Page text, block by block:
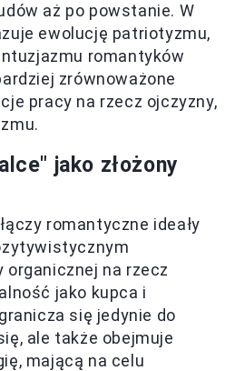
aż po powstanie. W
ewolucję patriotyzmu,
romantyków
zrównoważone
pracy na rzecz ojczyzny,
jako złożony
romantyczne ideały
organicznej na rzecz
jako kupca i
się jedynie do
ale także obejmuje
mającą na celu